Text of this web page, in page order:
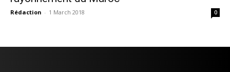
Rédaction - 1 March 2018 0